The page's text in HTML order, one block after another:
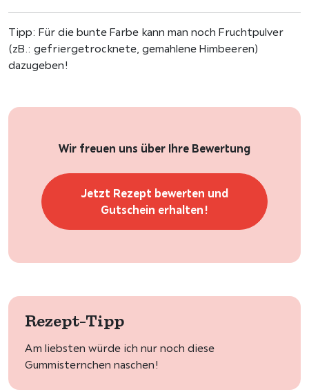
Tipp: Für die bunte Farbe kann man noch Fruchtpulver
(zB.: gefriergetrocknete, gemahlene Himbeeren)
dazugeben!
Wir freuen uns über Ihre Bewertung
Jetzt Rezept bewerten und
Gutschein erhalten!
Rezept-Tipp
Am liebsten würde ich nur noch diese
Gummisternchen naschen!